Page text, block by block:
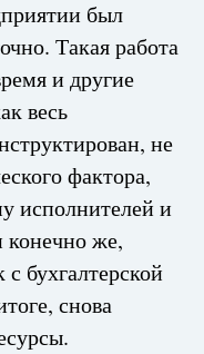
был
Такая работа
и другие
весь
не
фактора,
исполнителей и
конечно же,
бухгалтерской
снова